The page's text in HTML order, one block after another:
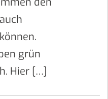
grün
Hier […]